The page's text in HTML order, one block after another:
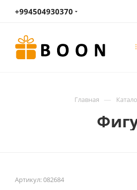
+994504930370
Главная —
Артикул:082684